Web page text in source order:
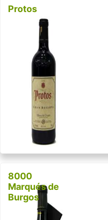
Protos
8000
Marqués de
Burgos